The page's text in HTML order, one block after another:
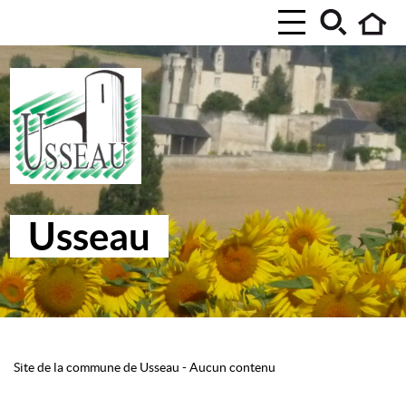
Usseau
Site de la commune de Usseau -Aucun contenu